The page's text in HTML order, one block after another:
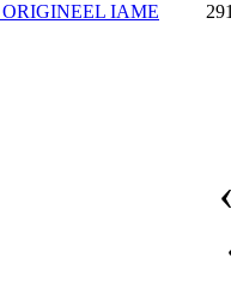
ORIGINEEL IAME